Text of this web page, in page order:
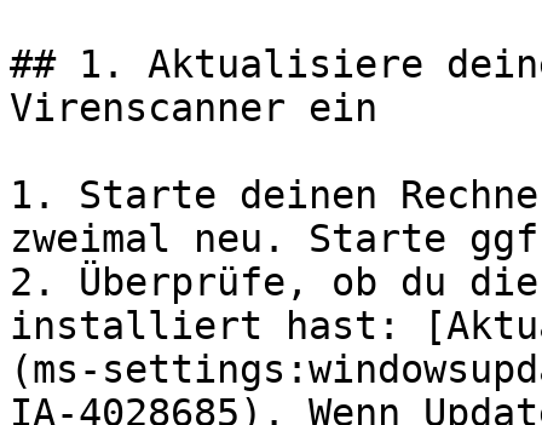
## 1. Aktualisiere
Virenscanner ein
1. Starte deinen
zweimal neu. Starte
2. Überprüfe, ob du die
installiert hast:
(ms-
IA-4028685). Wenn